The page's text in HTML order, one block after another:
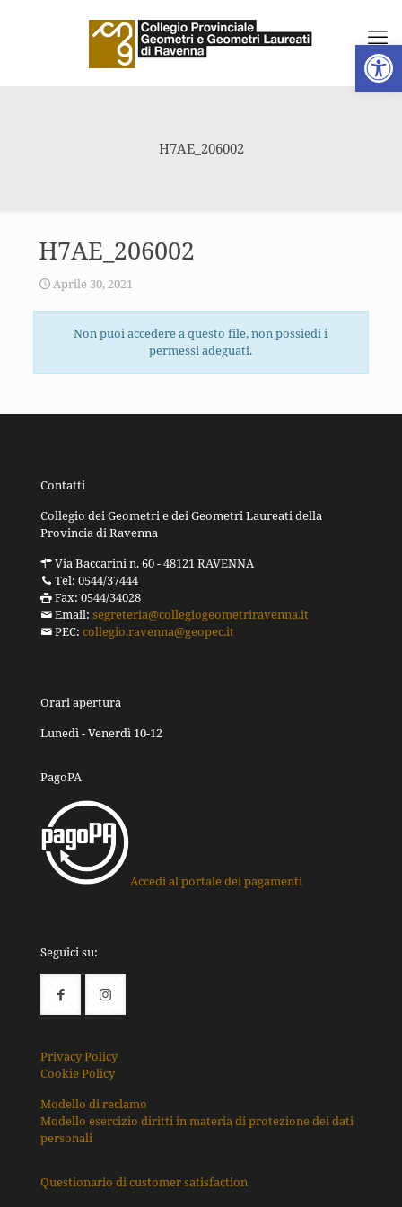
Apri
H7AE_206002
H7AE_206002
Aprile 30, 2021
Non puoi accedere a questo file, non possiedi i
permessi adeguati.
Contatti
Collegio dei Geometri e dei Geometri Laureati della
Provincia di Ravenna
Via Baccarini n. 60 - 48121 RAVENNA
Tel: 0544/37444
Fax: 0544/34028
Email: segreteria@collegiogeometriravenna.it
PEC: collegio.ravenna@geopec.it
Orari apertura
Lunedì - Venerdì 10-12
PagoPA
Accedi al portale dei pagamenti
Seguici su:
Privacy Policy
Cookie Policy
Modello di reclamo
Modello esercizio diritti in materia di protezione dei dati
personali
Questionario di customer satisfaction